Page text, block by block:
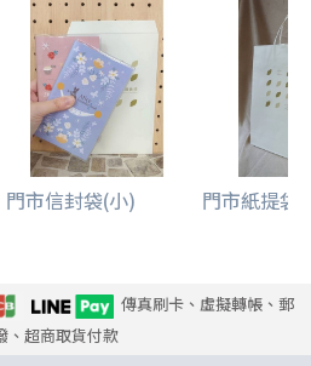
門市信封袋(小) 門市紙提袋
傳真刷卡、虛擬轉帳、郵
、超商取貨付款